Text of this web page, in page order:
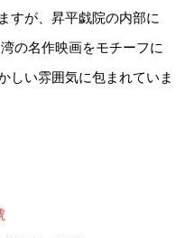
すが、昇平戯院の内部に
の名作映画をモチーフに
しい雰囲気に包まれていま